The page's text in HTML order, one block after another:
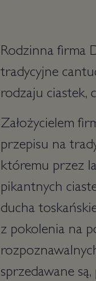
Rodzinna firma
tradycyjne
rodzaju ciastek,
Założycielem
przepisu na
któremu przez
pikantnych
ducha
z pokolenia na
sprzedawane